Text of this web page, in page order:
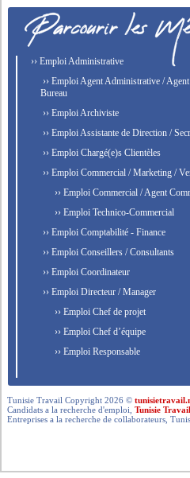
›› Emploi Administrative
›› Emploi Agent Administrative /
Bureau
›› Emploi Archiviste
›› Emploi Assistante de Direction /
›› Emploi Chargé(e)s Clientèles
›› Emploi Commercial / Marketing /
›› Emploi Commercial / Agent
›› Emploi Technico-Commercial
›› Emploi Comptabilité - Finance
›› Emploi Conseillers / Consultants
›› Emploi Coordinateur
›› Emploi Directeur / Manager
›› Emploi Chef de projet
›› Emploi Chef d’équipe
›› Emploi Responsable
Tunisie Travail Copyright 2026 ©
Candidats a la recherche d'emploi,Tunisie Travail
Entreprises a la recherche de collaborateurs,